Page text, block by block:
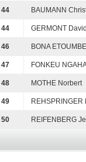
44 BAUMANN
44 GERMONT
46 BONA
47 FONKEU
48 MOTHE Norbert
49 REHSPRINGER
50 REIFENBERG